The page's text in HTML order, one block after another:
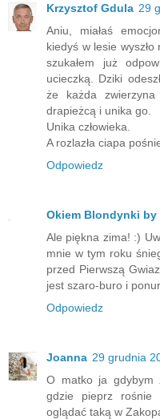
Krzysztof Gdula 29
Aniu, miałaś
kiedyś w lesie
szukałem już
ucieczką. Dziki
że każda
drapieżcą i unika go.
Unika człowieka.
A rozlazła ciapa
Odpowiedz
Okiem Blondynki by
Ale piękna zima! :)
mnie w tym roku
przed Pierwszą
jest szaro-buro i
Odpowiedz
Joanna 29 grudnia
O matko ja gdybym
gdzie pieprz rośnie
oglądać taką w